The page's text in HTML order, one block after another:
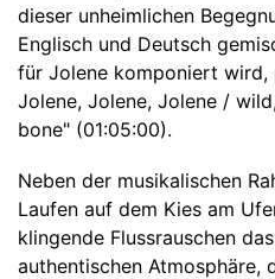
dieser unheimlichen
Englisch und Deutsch
für Jolene komponiert wird,
Jolene, Jolene, Jolene /
bone" (01:05:00).
Neben der musikalischen
Laufen auf dem Kies am
klingende Flussrauschen
authentischen Atmosphäre,